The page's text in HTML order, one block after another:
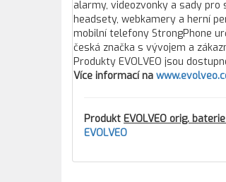
alarmy, videozvonky a sady
headsety, webkamery a herní
mobilní telefony StrongPhone
česká značka s vývojem a
Produkty EVOLVEO jsou
Více informací na
Produkt EVOLVEO orig.
EVOLVEO